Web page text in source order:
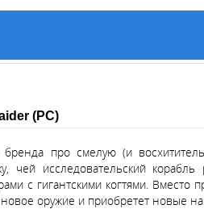
(PC)
бренда про смелую (и
чей исследовательский
с гигантскими когтями.
оружие и приобретет новые